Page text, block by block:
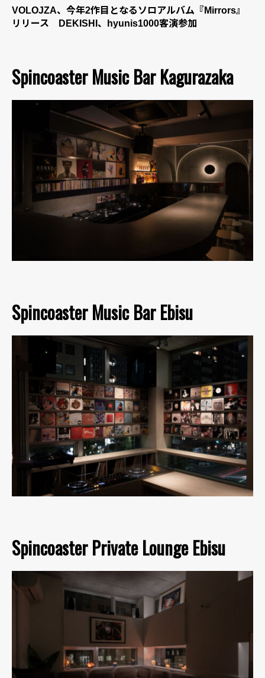
VOLOJZA、今年2作目となるソロアルバム『Mirrors』
リリース DEKISHI、hyunis1000客演参加
Spincoaster Music Bar Kagurazaka
Spincoaster Music Bar Ebisu
Spincoaster Private Lounge Ebisu